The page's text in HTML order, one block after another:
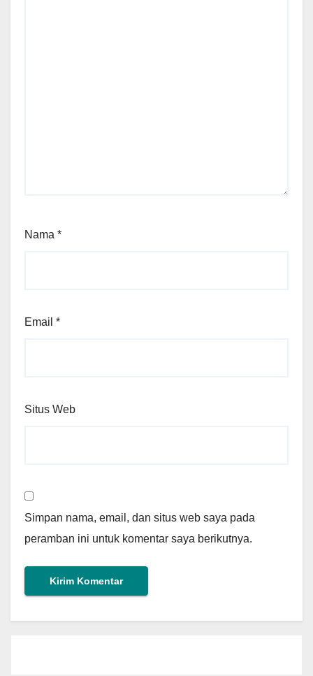
Nama *
Email *
Situs Web
Simpan nama, email, dan situs web saya pada
peramban ini untuk komentar saya berikutnya.